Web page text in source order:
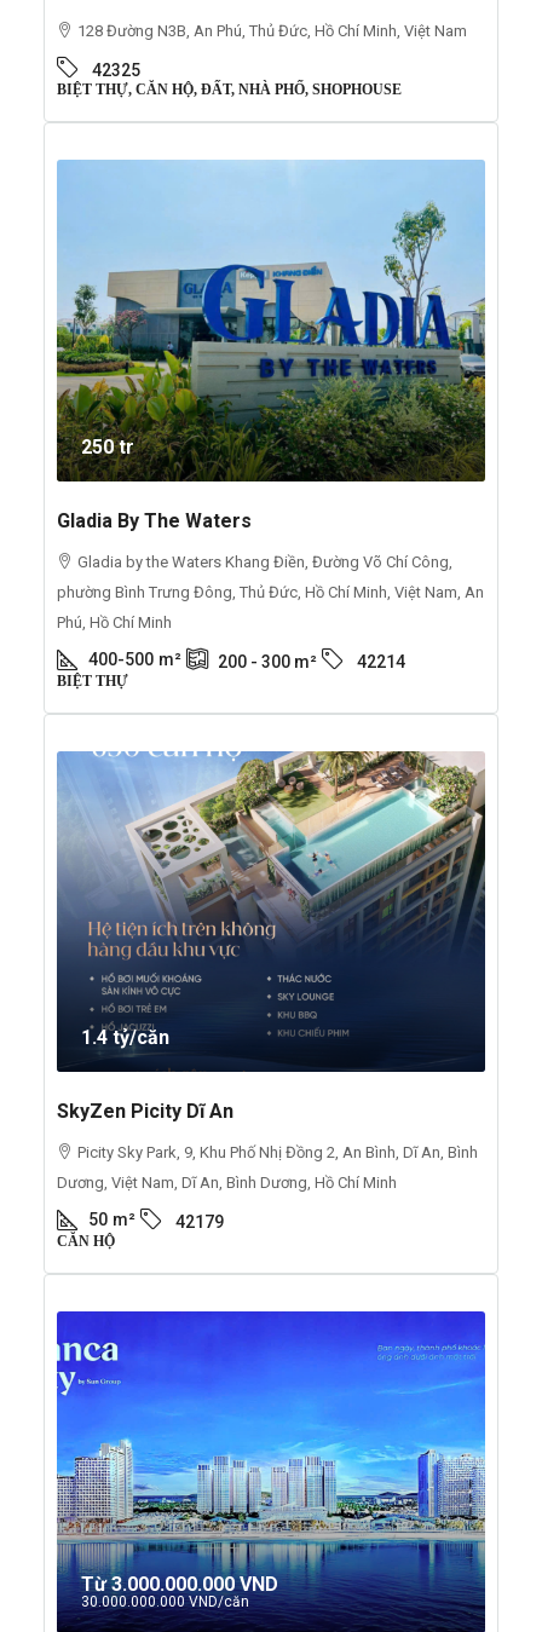
128 Đường N3B, An Phú, Thủ Đức, Hồ Chí Minh, Việt Nam
42325
BIỆT THỰ, CĂN HỘ, ĐẤT, NHÀ PHỐ, SHOPHOUSE
250 tr
Gladia By The Waters
Gladia by the Waters Khang Điền, Đường Võ Chí Công,
phường Bình Trưng Đông, Thủ Đức, Hồ Chí Minh, Việt Nam, An
Phú, Hồ Chí Minh
400-500 m² 200 - 300 m² 42214
BIỆT THỰ
1.4 tỷ/căn
SkyZen Picity Dĩ An
Picity Sky Park, 9, Khu Phố Nhị Đồng 2, An Bình, Dĩ An, Bình
Dương, Việt Nam, Dĩ An, Bình Dương, Hồ Chí Minh
50 m² 42179
CĂN HỘ
Từ3.000.000.000 VND
30.000.000.000 VND/căn